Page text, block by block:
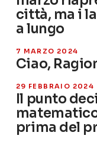
città, ma i
a lungo
7 MARZO 2024
Ciao,
29 FEBBRAIO 2024
Il punto
prima del